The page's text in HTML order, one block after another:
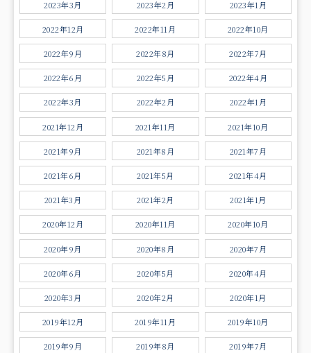
2023年3月 2023年2月 2023年1月
2022年12月 2022年11月 2022年10月
2022年9月 2022年8月 2022年7月
2022年6月 2022年5月 2022年4月
2022年3月 2022年2月 2022年1月
2021年12月 2021年11月 2021年10月
2021年9月 2021年8月 2021年7月
2021年6月 2021年5月 2021年4月
2021年3月 2021年2月 2021年1月
2020年12月 2020年11月 2020年10月
2020年9月 2020年8月 2020年7月
2020年6月 2020年5月 2020年4月
2020年3月 2020年2月 2020年1月
2019年12月 2019年11月 2019年10月
2019年9月 2019年8月 2019年7月